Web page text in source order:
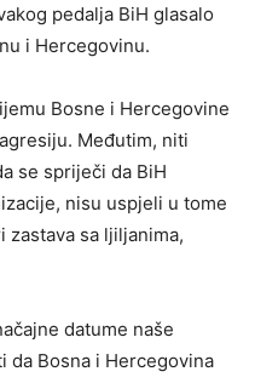
pedalja BiH glasalo
i Hercegovinu.
Bosne i Hercegovine
Međutim, niti
se spriječi da BiH
nisu uspjeli u tome
zastava sa ljiljanima,
datume naše
da Bosna i Hercegovina